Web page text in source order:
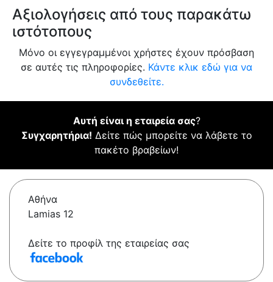
Αξιολογήσεις από τους παρακάτω
ιστότοπους
Μόνο οι εγγεγραμμένοι χρήστες έχουν πρόσβαση
σε αυτές τις πληροφορίες. Κάντε κλικ εδώ για να
συνδεθείτε.
Αυτή είναι η εταιρεία σας?
Συγχαρητήρια! Δείτε πώς μπορείτε να λάβετε το
πακέτο βραβείων!
Αθήνα
Lamias 12
Δείτε το προφίλ της εταιρείας σας